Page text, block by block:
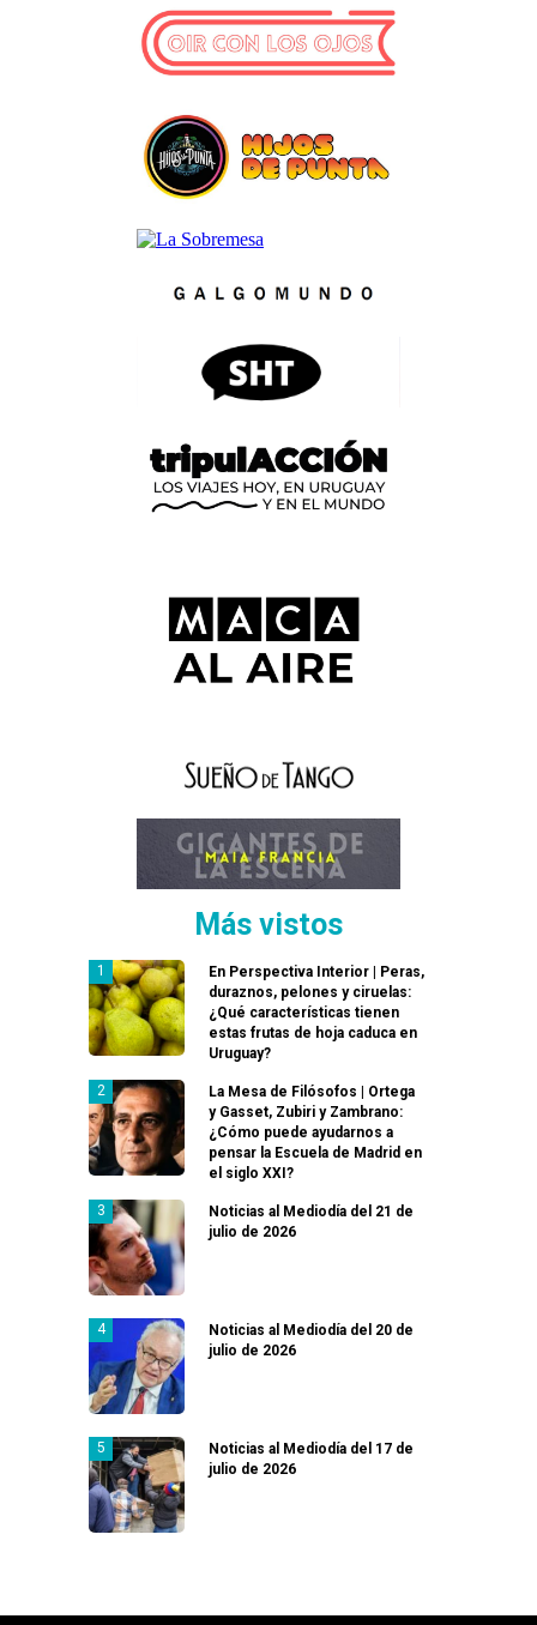
Más vistos
En Perspectiva Interior | Peras,
duraznos, pelones y ciruelas:
¿Qué características tienen
estas frutas de hoja caduca en
Uruguay?
La Mesa de Filósofos | Ortega
y Gasset, Zubiri y Zambrano:
¿Cómo puede ayudarnos a
pensar la Escuela de Madrid en
el siglo XXI?
Noticias al Mediodía del 21 de
julio de 2026
Noticias al Mediodía del 20 de
julio de 2026
Noticias al Mediodía del 17 de
julio de 2026